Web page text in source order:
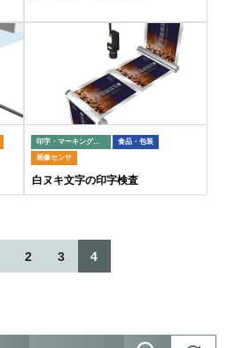
印字・マーキング検査
食品・包装
画像センサ
白ヌキ文字の印字検査
2 3 4